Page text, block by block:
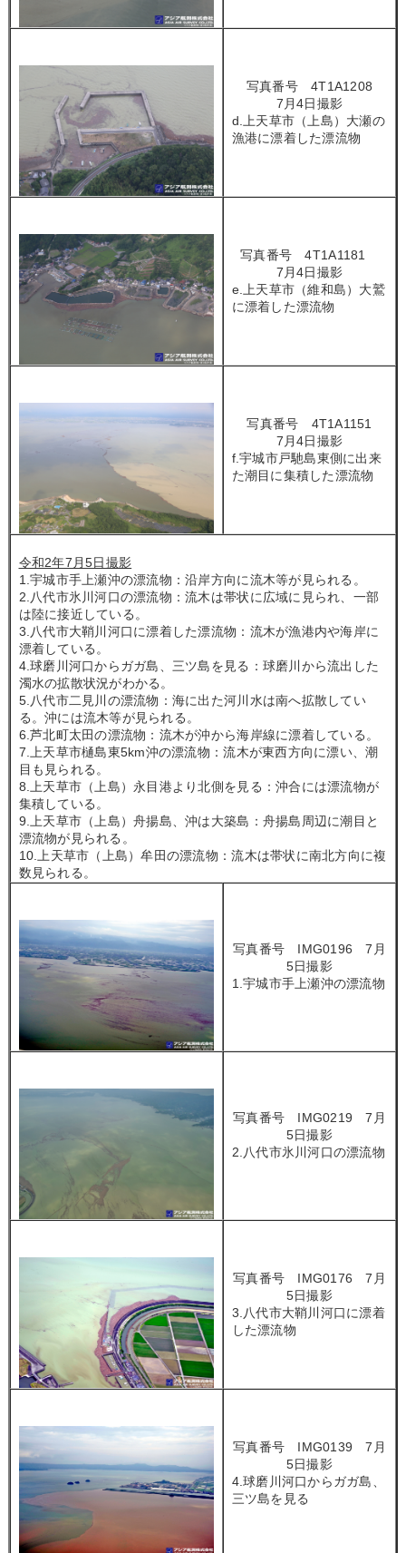
写真番号 4T1A1208
7月4日撮影
d.上天草市（上島）大瀬の
漁港に漂着した漂流物
写真番号 4T1A1181
7月4日撮影
e.上天草市（維和島）大鷲
に漂着した漂流物
写真番号 4T1A1151
7月4日撮影
f.宇城市戸馳島東側に出来
た潮目に集積した漂流物
令和2年7月5日撮影
1.宇城市手上瀬沖の漂流物：沿岸方向に流木等が見られる。
2.八代市氷川河口の漂流物：流木は帯状に広域に見られ、一部
は陸に接近している。
3.八代市大鞘川河口に漂着した漂流物：流木が漁港内や海岸に
漂着している。
4.球磨川河口からガガ島、三ツ島を見る：球磨川から流出した
濁水の拡散状況がわかる。
5.八代市二見川の漂流物：海に出た河川水は南へ拡散してい
る。沖には流木等が見られる。
6.芦北町太田の漂流物：流木が沖から海岸線に漂着している。
7.上天草市樋島東5km沖の漂流物：流木が東西方向に漂い、潮
目も見られる。
8.上天草市（上島）永目港より北側を見る：沖合には漂流物が
集積している。
9.上天草市（上島）舟揚島、沖は大築島：舟揚島周辺に潮目と
漂流物が見られる。
10.上天草市（上島）牟田の漂流物：流木は帯状に南北方向に複
数見られる。
写真番号 IMG0196 7月
5日撮影
1.宇城市手上瀬沖の漂流物
写真番号 IMG0219 7月
5日撮影
2.八代市氷川河口の漂流物
写真番号 IMG0176 7月
5日撮影
3.八代市大鞘川河口に漂着
した漂流物
写真番号 IMG0139 7月
5日撮影
4.球磨川河口からガガ島、
三ツ島を見る